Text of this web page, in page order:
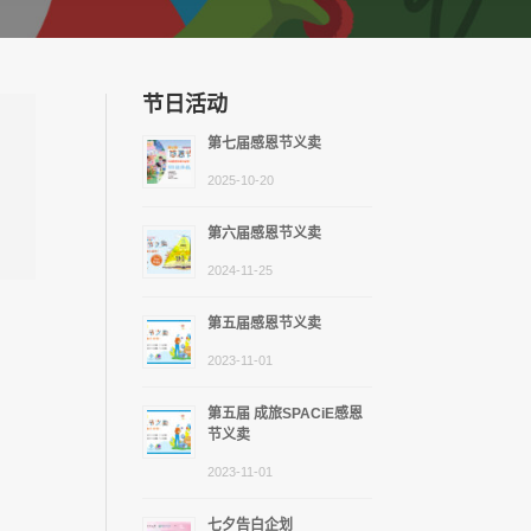
节日活动
第七届感恩节义卖
2025-10-20
第六届感恩节义卖
2024-11-25
第五届感恩节义卖
2023-11-01
第五届 成旅SPACiE感恩
节义卖
2023-11-01
七夕告白企划